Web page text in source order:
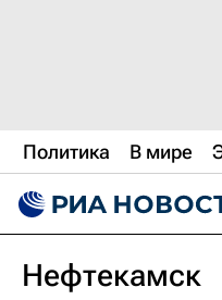
Политика В мире
Нефтекамск